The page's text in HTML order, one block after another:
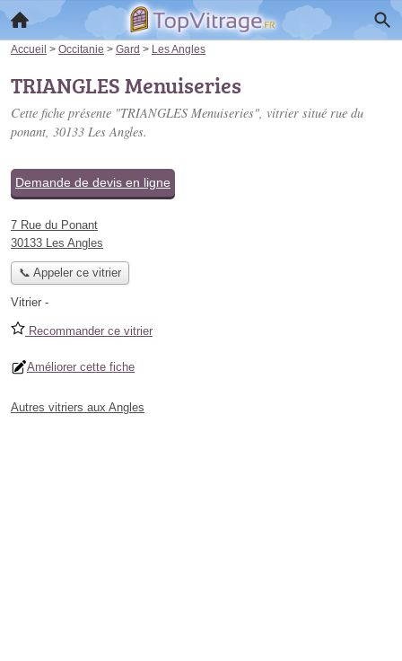
Accueil > Occitanie > Gard > Les Angles
TRIANGLES Menuiseries
Cette fiche présente "TRIANGLES Menuiseries", vitrier situé rue du
ponant, 30133 Les Angles.
Demande de devis en ligne
7 Rue du Ponant
30133 Les Angles
📞 Appeler ce vitrier
Vitrier -
Recommander ce vitrier
Améliorer cette fiche
Autres vitriers aux Angles